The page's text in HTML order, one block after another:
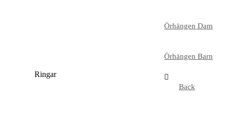
Örhängen Dam
Örhängen Barn
Ringar
Back